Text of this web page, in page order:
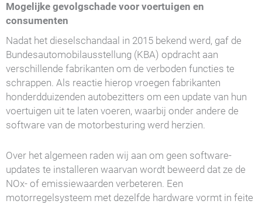
Mogelijke gevolgschade voor voertuigen en
consumenten
Nadat het dieselschandaal in 2015 bekend werd, gaf de
Bundesautomobilausstellung (KBA) opdracht aan
verschillende fabrikanten om de verboden functies te
schrappen. Als reactie hierop vroegen fabrikanten
honderdduizenden autobezitters om een update van hun
voertuigen uit te laten voeren, waarbij onder andere de
software van de motorbesturing werd herzien.
Over het algemeen raden wij aan om geen software-
updates te installeren waarvan wordt beweerd dat ze de
NOx- of emissiewaarden verbeteren. Een
motorregelsysteem met dezelfde hardware vormt in feite